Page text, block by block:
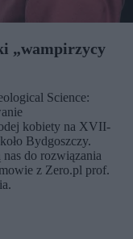
„wampirzycy
Science:
kobiety na XVII-
Bydgoszczy.
do rozwiązania
z Zero.pl prof.